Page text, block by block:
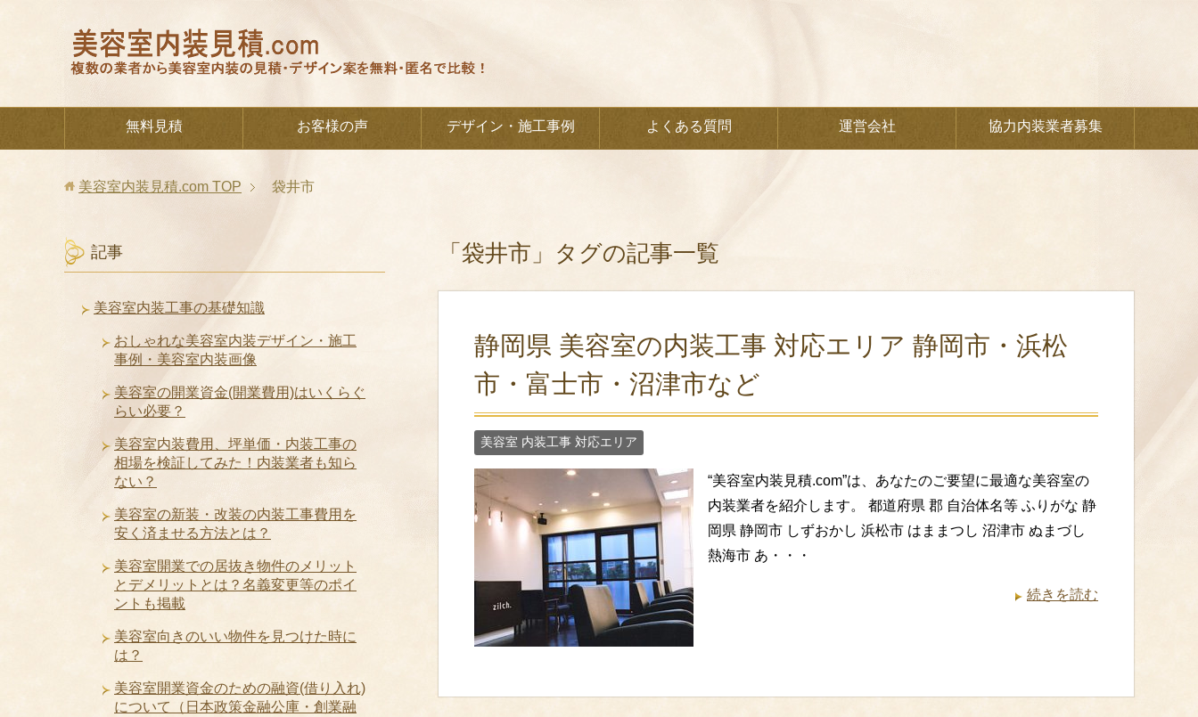
無料見積 お客様の声 デザイン・施工事例 よくある質問 運営会社 協力内装業者募集
美容室内装見積.com TOP 袋井市
「袋井市」タグの記事一覧
静岡県 美容室の内装工事 対応エリア 静岡市・浜松
市・富士市・沼津市など
美容室 内装工事 対応エリア
“美容室内装見積.com”は、あなたのご要望に最適な美容室の
内装業者を紹介します。 都道府県 郡 自治体名等 ふりがな 静
岡県 静岡市 しずおかし 浜松市 はままつし 沼津市 ぬまづし
熱海市 あ・・・
続きを読む
記事
美容室内装工事の基礎知識
おしゃれな美容室内装デザイン・施工
事例・美容室内装画像
美容室の開業資金(開業費用)はいくらぐ
らい必要？
美容室内装費用、坪単価・内装工事の
相場を検証してみた！内装業者も知ら
ない？
美容室の新装・改装の内装工事費用を
安く済ませる方法とは？
美容室開業での居抜き物件のメリット
とデメリットとは？名義変更等のポイ
ントも掲載
美容室向きのいい物件を見つけた時に
は？
美容室開業資金のための融資(借り入れ)
について（日本政策金融公庫・創業融